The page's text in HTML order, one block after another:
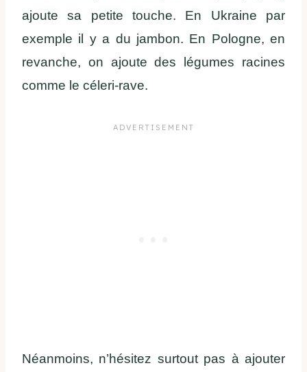
ajoute sa petite touche. En Ukraine par
exemple il y a du jambon. En Pologne, en
revanche, on ajoute des légumes racines
comme le céleri-rave.
Néanmoins, n’hésitez surtout pas à ajouter